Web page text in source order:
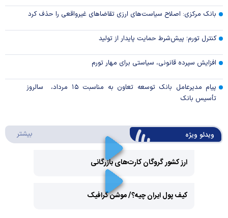
بانک مرکزی: اصلاح سیاست‌های ارزی تقاضاهای غیرواقعی را حذف کرد
کنترل تورم؛ پیش‌شرط حمایت پایدار از تولید
افزایش سپرده قانونی، سیاستی برای مهار تورم
پیام مدیرعامل بانک توسعه تعاون به مناسبت ۱۵ مرداد، سالروز
تأسیس بانک
ویدئو ویژه بیشتر
ارز کشور گروگان کارت‌های بازرگانی
کیف پول ایران چیه؟/ موشن گرافیک